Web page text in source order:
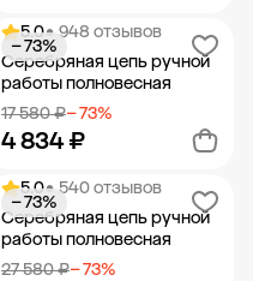
Добавить в корзину
5.0• 948 отзывов
Серебряная цепь ручной
работы полновесная
17 580 ₽− 73%
4 834 ₽
− 73%
Добавить в корзину
5.0• 540 отзывов
Серебряная цепь ручной
работы полновесная
27 580 ₽− 73%
− 73%